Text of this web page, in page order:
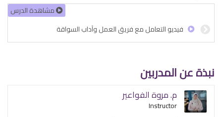
مشاھدة الدرس
فيديو التعامل مع فريق العمل وآداب السواقة
نبذة عن المدربين
م. مروة الفواعير
Instructor